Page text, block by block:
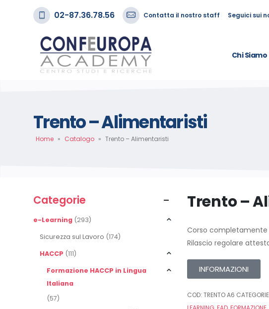
02-87.36.78.56 Contatta il nostro staff Seguici sui
Chi Siamo
Trento – Alimentaristi
Home » Catalogo » Trento – Alimentaristi
Categorie
e-Learning (293)
Sicurezza sul Lavoro (174)
HACCP (111)
Formazione HACCP in Lingua
Italiana
(57)
Trento –
Corso completamente
Rilascio regolare
INFORMAZIONI
COD: TRENTO A6